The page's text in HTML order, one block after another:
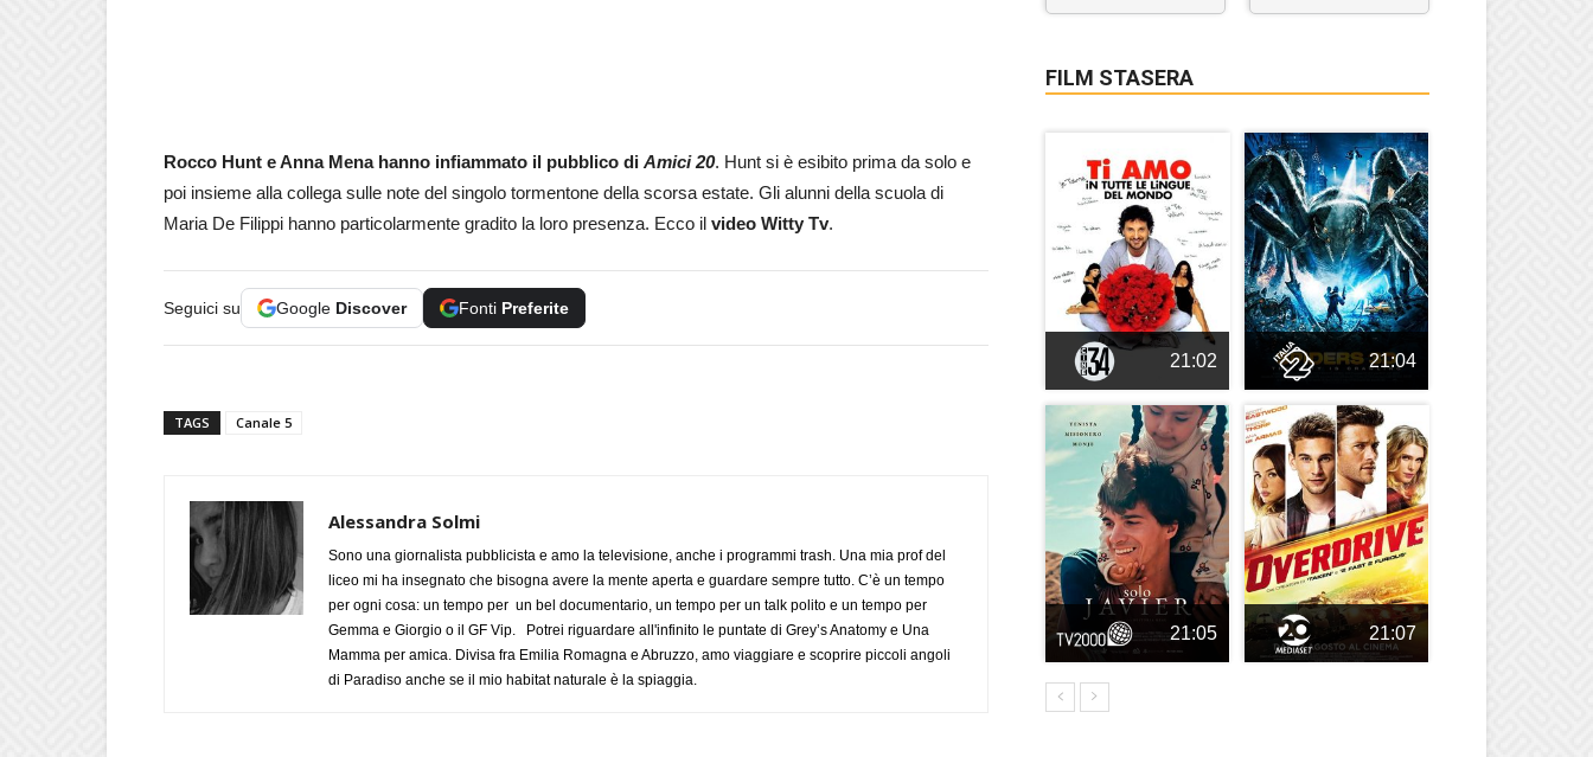
Rocco Hunt e Anna Mena hanno infiammato il pubblico di Amici 20. Hunt si è esibito prima da solo e
poi insieme alla collega sulle note del singolo tormentone della scorsa estate. Gli alunni della scuola di
Maria De Filippi hanno particolarmente gradito la loro presenza. Ecco il video Witty Tv.
Seguici su Google Discover Fonti Preferite
TAGS Canale 5
Alessandra Solmi
Sono una giornalista pubblicista e amo la televisione, anche i programmi trash. Una mia prof del
liceo mi ha insegnato che bisogna avere la mente aperta e guardare sempre tutto. C’è un tempo
per ogni cosa: un tempo per un bel documentario, un tempo per un talk polito e un tempo per
Gemma e Giorgio o il GF Vip. Potrei riguardare all'infinito le puntate di Grey’s Anatomy e Una
Mamma per amica. Divisa fra Emilia Romagna e Abruzzo, amo viaggiare e scoprire piccoli angoli
di Paradiso anche se il mio habitat naturale è la spiaggia.
FILM STASERA
21:02 21:04
21:05 21:07